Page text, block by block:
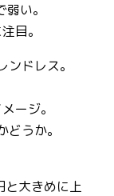
い。
目。
ドレス。
ージ。
うか。
大きめに上